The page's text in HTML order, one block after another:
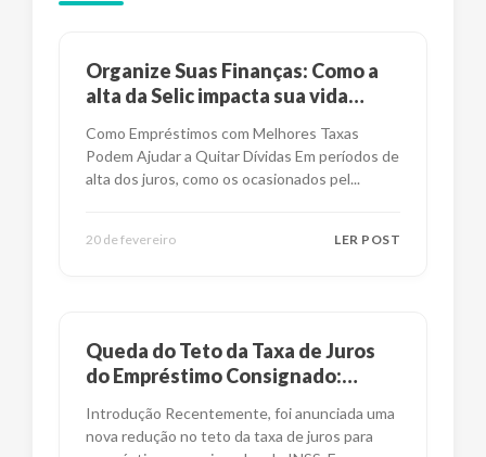
Organize Suas Finanças: Como a
alta da Selic impacta sua vida
Como Empréstimos com Melhores Taxas
Podem Ajudar a Quitar Dívidas Em períodos de
alta dos juros, como os ocasionados pel...
20 de fevereiro LER POST
Queda do Teto da Taxa de Juros
do Empréstimo Consignado:
Introdução Recentemente, foi anunciada uma
nova redução no teto da taxa de juros para